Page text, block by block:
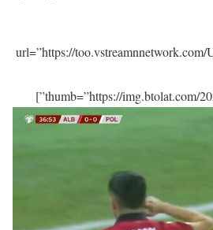
url=”https://
thumb=”https://img.btolat.com/